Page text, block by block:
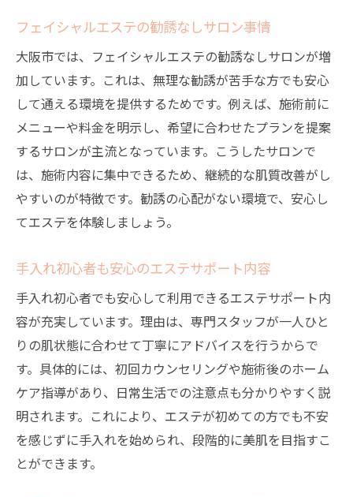
フェイシャルエステの勧誘なしサロン事情
大阪市では、フェイシャルエステの勧誘なしサロンが増
加しています。これは、無理な勧誘が苦手な方でも安心
して通える環境を提供するためです。例えば、施術前に
メニューや料金を明示し、希望に合わせたプランを提案
するサロンが主流となっています。こうしたサロンで
は、施術内容に集中できるため、継続的な肌質改善がし
やすいのが特徴です。勧誘の心配がない環境で、安心し
てエステを体験しましょう。
手入れ初心者も安心のエステサポート内容
手入れ初心者でも安心して利用できるエステサポート内
容が充実しています。理由は、専門スタッフが一人ひと
りの肌状態に合わせて丁寧にアドバイスを行うからで
す。具体的には、初回カウンセリングや施術後のホーム
ケア指導があり、日常生活での注意点も分かりやすく説
明されます。これにより、エステが初めての方でも不安
を感じずに手入れを始められ、段階的に美肌を目指すこ
とができます。